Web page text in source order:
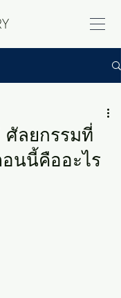
ศัลยกรรมที่
นนี้คืออะไร